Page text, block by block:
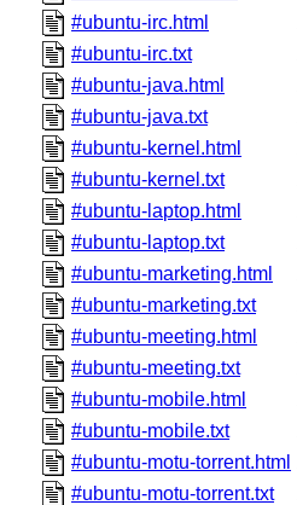
#ubuntu-irc.html
#ubuntu-irc.txt
#ubuntu-java.html
#ubuntu-java.txt
#ubuntu-kernel.html
#ubuntu-kernel.txt
#ubuntu-laptop.html
#ubuntu-laptop.txt
#ubuntu-marketing.html
#ubuntu-marketing.txt
#ubuntu-meeting.html
#ubuntu-meeting.txt
#ubuntu-mobile.html
#ubuntu-mobile.txt
#ubuntu-motu-torrent.html
#ubuntu-motu-torrent.txt